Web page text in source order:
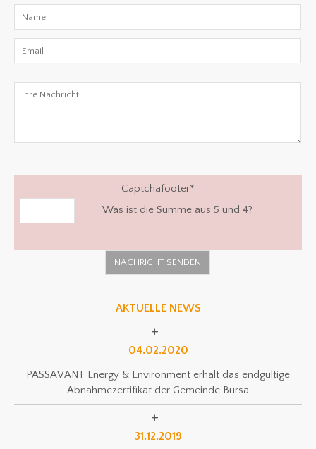
Captchafooter*
Was ist die Summe aus 5 und 4?
AKTUELLE NEWS
04.02.2020
PASSAVANT Energy & Environment erhält das endgültige
Abnahmezertifikat der Gemeinde Bursa
31.12.2019